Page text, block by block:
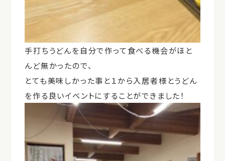
手打ちうどんを自分で作って食べる機会がほと
んど無かったので、
とても美味しかった事と１から入居者様とうどん
を作る良いイベントにすることができました！